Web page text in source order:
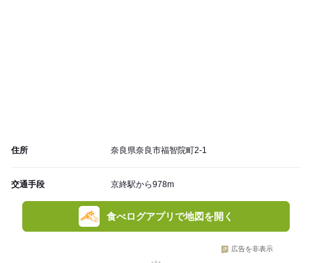
住所 奈良県奈良市福智院町2-1
交通手段 京終駅から978m
食べログアプリで地図を開く
広告を非表示